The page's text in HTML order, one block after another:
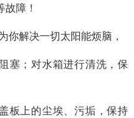
障！
你解决一切太阳能烦脑，
塞；对水箱进行清洗，保
板上的尘埃、污垢，保持